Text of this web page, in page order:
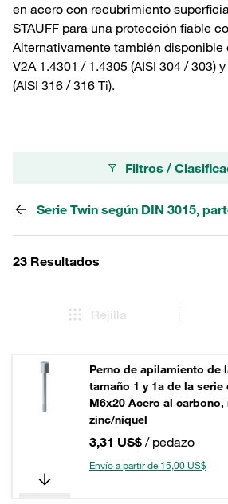
en acero con recubrimiento
STAUFF para una protección fiable
Alternativamente también disponible
V2A 1.4301 / 1.4305 (AISI 304 / 303)
(AISI 316 / 316 Ti).
Filtros /
Serie Twin según DIN 3015,
23 Resultados
Rejilla
Perno de apilamiento de
tamaño 1 y 1a de la
M6x20 Acero al
zinc/níquel
3,31 US$ / pedazo
Envío a partir de 15,00 US$